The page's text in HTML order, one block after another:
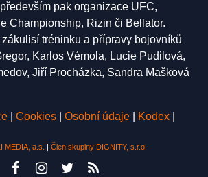
pak organizace UFC,
Championship, Rizin či Bellator.
tréninku a přípravy bojovníků
Karlos Vémola, Lucie Pudilová,
Jiří Procházka, Sandra Mašková
Cookies Osobní údaje Kodex
MEDIA, a.s. Člen skupiny DIGNITY, s.r.o.